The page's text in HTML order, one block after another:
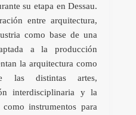
su etapa en Dessau.
entre arquitectura,
como base de una
a la producción
la arquitectura como
las distintas artes,
interdisciplinaria y la
instrumentos para